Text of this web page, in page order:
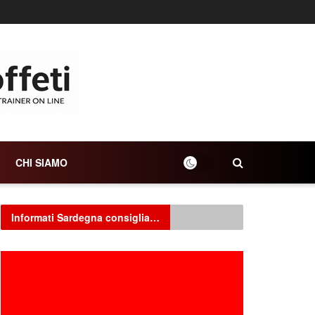
CHI SIAMO
Informati Sardegna consiglia…